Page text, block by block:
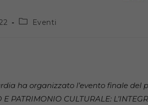
Categoria
Eventi
ha organizzato l’evento finale del
E PATRIMONIO CULTURALE: